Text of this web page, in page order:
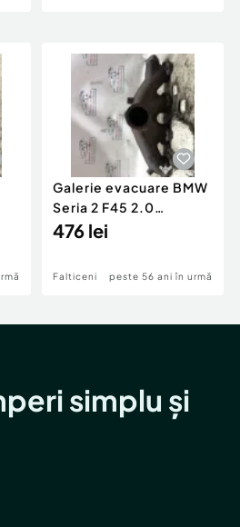
Galerie evacuare BMW
Seria 2 F45 2.0
Motorina 2016
476 lei
Falticeni peste 56 ani în urmă
simplu și